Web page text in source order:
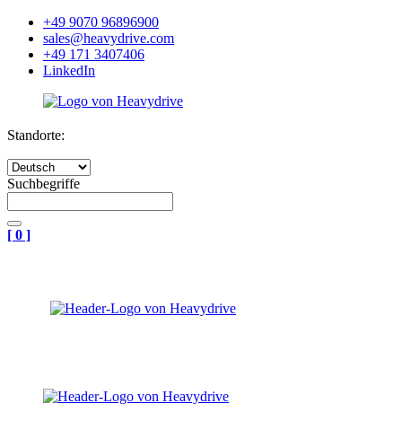
+49 9070 96896900
sales@heavydrive.com
+49 171 3407406
LinkedIn
Standorte:
Suchbegriffe
[ 0 ]